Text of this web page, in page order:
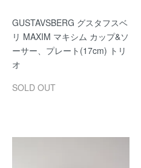
GUSTAVSBERG グスタフスベ
リ MAXIM マキシム カップ&ソ
ーサー、プレート(17cm) トリ
オ
SOLD OUT